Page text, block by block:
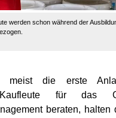
werden schon während der
meist die erste
Kaufleute für das
beraten, halten